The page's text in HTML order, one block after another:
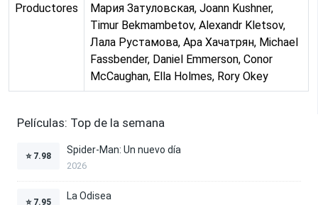
Productores
Мария Затуловская, Joann Kushner,
Timur Bekmambetov, Alexandr Kletsov,
Лала Рустамова, Ара Хачатрян, Michael
Fassbender, Daniel Emmerson, Conor
McCaughan, Ella Holmes, Rory Okey
Películas: Top de la semana
⭐ 7.98
Spider-Man: Un nuevo día
2026
⭐ 7.95
La Odisea